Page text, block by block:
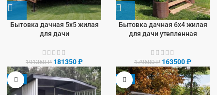
Бытовка дачная 5х5 жилая
для дачи
191350₽ 181350₽
Бытовка дачная 6х4 жилая
для дачи утепленная
179600₽ 163500₽
-8% -9%